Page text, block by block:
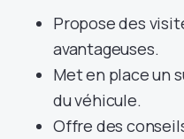
Propose des
avantageuses.
Met en place un
du véhicule.
Offre des